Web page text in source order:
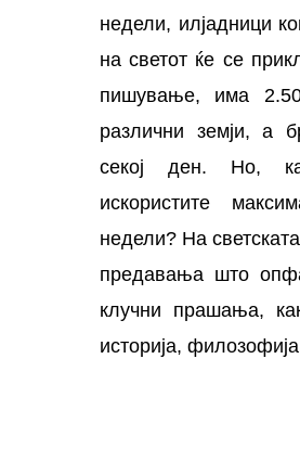
недели, илјадници
на светот ќе се
пишување, има
различни земји, а
секој ден. Но,
искористите
недели? На
предавања што
клучни прашања,
историја,